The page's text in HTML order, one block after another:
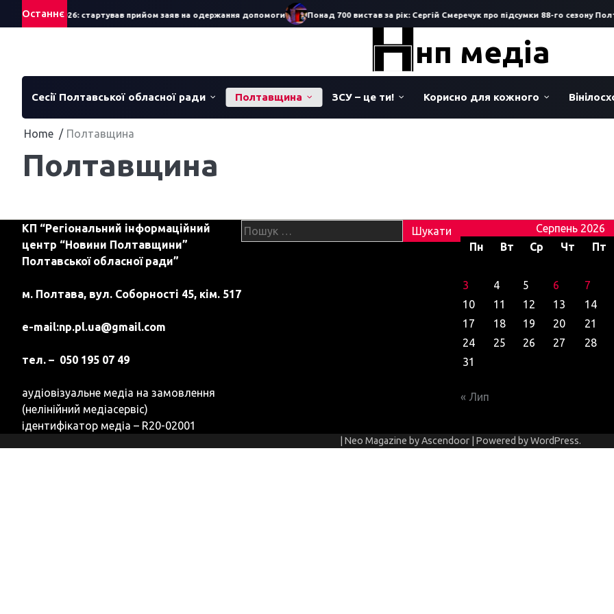
Останнє
школяра – 2026: стартував прийом заяв на одержання допомоги Понад 700 вистав за рік: Сергій Смеречук про підсумки 88-го сезону
нп медіа
Сесії Полтавської обласної ради Полтавщина ЗСУ – це ти! Корисно для кожного
Home Полтавщина
Полтавщина
КП “Регіональний інформаційний
центр “Новини Полтавщини”
Полтавської обласної ради”
м. Полтава, вул. Соборності 45, кім. 517
e-mail:np.pl.ua@gmail.com
тел. – 050 195 07 49
аудіовізуальне медіа на замовлення
(нелінійний медіасервіс)
ідентифікатор медіа – R20-02001
Пошук:
Серпень 2026
Пн
Вт Ср Чт Пт
3
4 5 6 7
10
11 12 13 14
17
18 19 20 21
24
25 26 27 28
31
« Лип
| Neo Magazine byAscendoor | Powered byWordPress.